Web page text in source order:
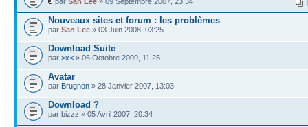
Nouveaux sites et forum : les problèmes
par San Lee » 03 Juin 2008, 03:25
Download Suite
par >x< » 06 Octobre 2009, 11:25
Avatar
par Brugnon » 28 Janvier 2007, 13:03
Download ?
par bizzz » 05 Avril 2007, 20:34